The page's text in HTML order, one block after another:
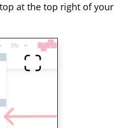
at the top right of your